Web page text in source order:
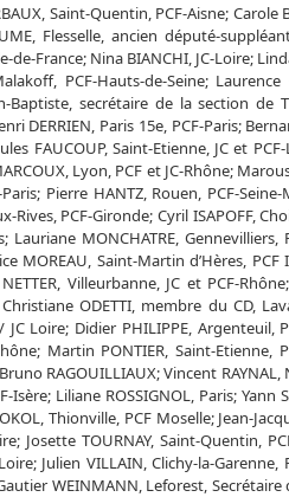
Saint-Quentin, PCF-Aisne; Carole
Flesselle, ancien député-
France; Nina BIANCHI, JC-Loire;
PCF-Hauts-de-Seine; Laurence
Baptiste, secrétaire de la section de
DERRIEN, Paris 15e, PCF-Paris;
FAUCOUP, Saint-Etienne, JC et
Lyon, PCF et JC-Rhône;
Pierre HANTZ, Rouen, PCF-
Rives, PCF-Gironde; Cyril ISAPOFF,
MONCHATRE, Gennevilliers,
MOREAU, Saint-Martin d’Hères, PCF
Villeurbanne, JC et PCF-
ODETTI, membre du CD,
Loire; Didier PHILIPPE, Argenteuil,
Martin PONTIER, Saint-Etienne,
RAGOUILLIAUX; Vincent
Liliane ROSSIGNOL, Paris; Yann
Thionville, PCF Moselle; Jean-
Josette TOURNAY, Saint-Quentin,
Julien VILLAIN, Clichy-la-Garenne,
WEINMANN, Leforest, Secrétaire